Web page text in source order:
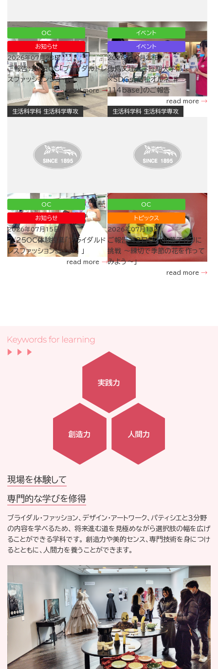
OC
お知らせ
2026年07月28日
ご報告：25日OC「ブライダルドレ
スファッションショー」
read more
イベント
イベント
2026年07月22日
徳島文理大学短期大学部
×SDGs［高松オルネ ＃
114base］のご報告
read more
生活科学科 生活科学専攻
OC
お知らせ
2026年07月15日
7/25OC体験授業「ブライダルド
レスファッションshow！」
read more
生活科学科 生活科学専攻
OC
トピックス
2026年07月13日
ご報告：12日OC「和菓子作りに
挑戦 ～練切で季節の花を作って
みよう～」
read more
現場を体験して
専門的な学びを修得
ブライダル・ファッション、デザイン・アートワーク、パティシエと３分野
の内容を学べるため、
将来進む道を見極めながら選択肢の幅を広げ
ることができる学科です。
創造力や美的センス、専門技術を身につけ
るとともに、人間力を養うことができます。